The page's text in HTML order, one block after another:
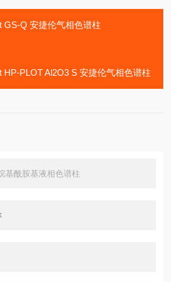
GS-Q 安捷伦气相色谱柱
HP-PLOT Al2O3 S 安捷伦气相色谱柱